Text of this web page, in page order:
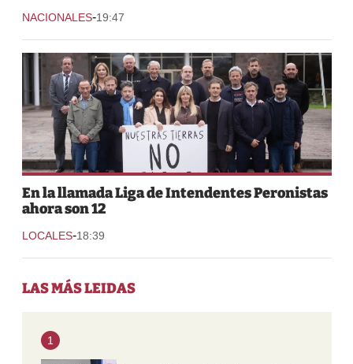
NACIONALES-19:47
En la llamada Liga de Intendentes Peronistas
ahora son 12
LOCALES-18:39
LAS MÁS LEIDAS
1